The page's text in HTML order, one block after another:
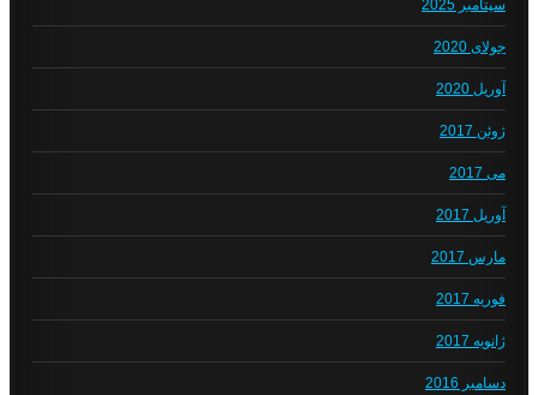
سپتامبر 2025
جولای 2020
آوریل 2020
ژوئن 2017
می 2017
آوریل 2017
مارس 2017
فوریه 2017
ژانویه 2017
دسامبر 2016